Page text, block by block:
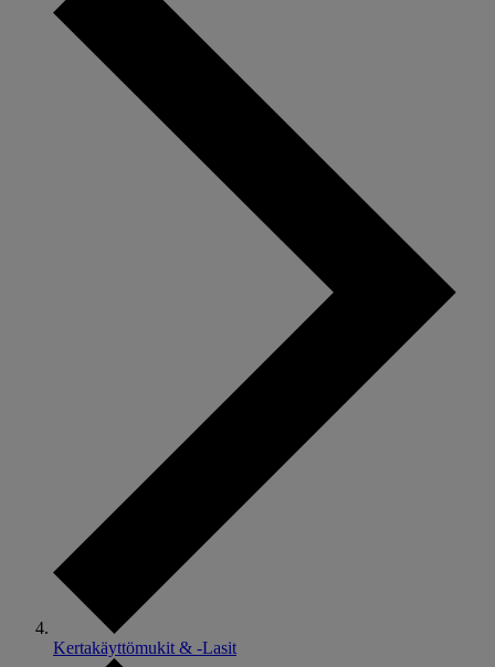
Kertakäyttömukit & -Lasit